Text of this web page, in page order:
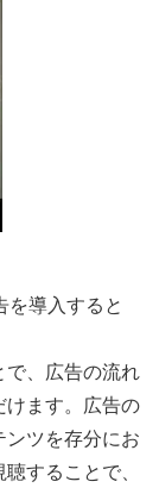
を導入すると
で、広告の流れ
けます。広告の
ンツを存分にお
することで、